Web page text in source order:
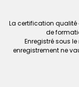
La certification qualité
de
Enregistré sous
enregistrement ne